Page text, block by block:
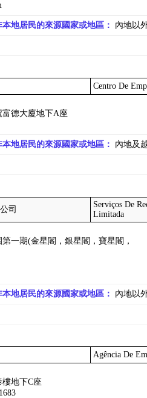
地居民的來源國家或地區： 內地以
Centro De
德大廈地下A座
地居民的來源國家或地區： 內地及
司
Serviços De
Limitada
一期(金星閣，銀星閣，寶星閣，
地居民的來源國家或地區： 內地以
Agência De
地下C座